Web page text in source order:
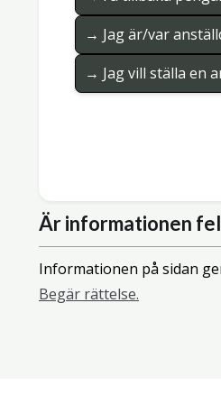
→ Jag är/var
→ Jag vill ställa en
Är informationen
Informationen på sidan
Begär rättelse.